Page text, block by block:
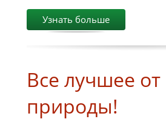
Узнать больше
Все лучшее от
природы!